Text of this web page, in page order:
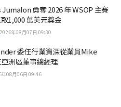
Jumalon 勇奪 2026 年 WSOP 主賽
1,000 萬美元獎金
2026年08月07日 09:30
委任行業資深從業員Mike
洲區董事總經理
年08月06日 09:46